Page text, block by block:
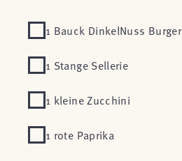
1 Bauck DinkelNuss Burger
1 Stange Sellerie
1 kleine Zucchini
1 rote Paprika